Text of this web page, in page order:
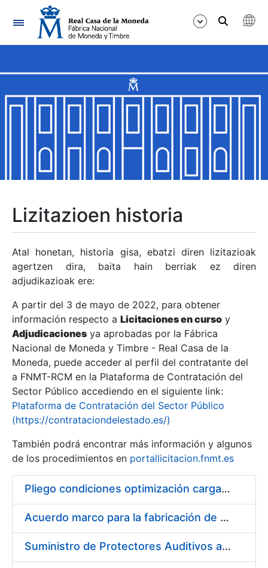
Nabigazioa
Erakutsi/Ezkutatu
Erakutsi/Ezkutatu
Erakutsi/Ezkutatu
Erakutsi/Ezkutatu
Erakutsi/Ezkutatu
Erakutsi/Ezkutatu
Erakutsi/Ezkutatu
Erakutsi/Ezkutatu
Lizitazioen historia
Atal honetan, historia gisa, ebatzi diren lizitazioak
agertzen dira, baita hain berriak ez diren
adjudikazioak ere:
A partir del 3 de mayo de 2022, para obtener
información respecto a Licitaciones en curso y
Adjudicaciones ya aprobadas por la Fábrica
Nacional de Moneda y Timbre - Real Casa de la
Moneda, puede acceder al perfil del contratante del
a FNMT-RCM en la Plataforma de Contratación del
Sector Público accediendo en el siguiente link:
Plataforma de Contratación del Sector Público
(https://contrataciondelestado.es/)
También podrá encontrar más información y algunos
de los procedimientos en portallicitacion.fnmt.es
Pliego condiciones optimización cargas compras firmado
Acuerdo marco para la fabricación de piezas
Suministro de Protectores Auditivos a medida para las personas trabajadoras de los Centros de Trabajo de Madrid y Burgos